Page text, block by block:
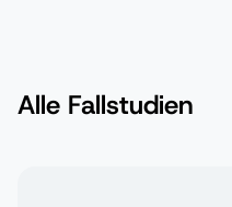
Alle Fallstudien